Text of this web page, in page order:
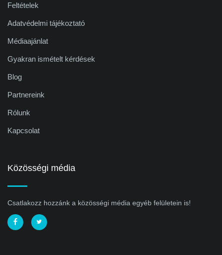
Feltételek
Adatvédelmi tájékoztató
Médiaajánlat
Gyakran ismételt kérdések
Blog
Partnereink
Rólunk
Kapcsolat
Közösségi média
Csatlakozz hozzánk a közösségi média egyéb felületein is!